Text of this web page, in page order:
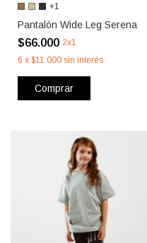
+1
Pantalón Wide Leg Serena
$66.000 2x1
6 x $11.000 sin interés
Comprar